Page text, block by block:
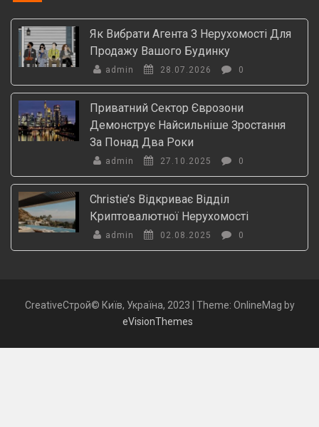
Як Вибрати Агента З Нерухомості Для
Продажу Вашого Будинку
admin 28.07.2026 0
Приватний Сектор Єврозони
Демонструє Найсильніше Зростання
За Понад Два Роки
admin 27.10.2025 0
Christie’s Відкриває Відділ
Криптовалютної Нерухомості
admin 02.08.2025 0
CreativeСтрой© Київ, Україна, 2023 | Theme: OnlineMag by
eVisionThemes